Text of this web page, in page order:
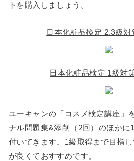
トを購入しましょう。
日本化粧品検定 2.3級対
日本化粧品検定 1級対
ユーキャンの「 コスメ検定講座 」
ナル問題集&添削（2回）のほかに
付いてきます。1級取得まで目指
が良くておすすめです。